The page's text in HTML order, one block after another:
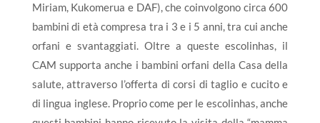
Miriam, Kukomerua e DAF), che coinvolgono circa 600
bambini di età compresa tra i 3 e i 5 anni, tra cui anche
orfani e svantaggiati. Oltre a queste escolinhas, il
CAM supporta anche i bambini orfani della Casa della
salute, attraverso l’offerta di corsi di taglio e cucito e
di lingua inglese. Proprio come per le escolinhas, anche